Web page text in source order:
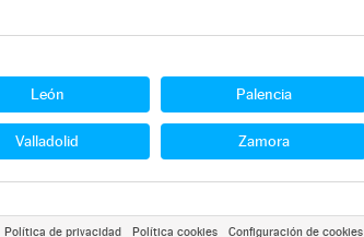
León Palencia
Valladolid Zamora
Política de privacidad Política cookies Configuración de cookies